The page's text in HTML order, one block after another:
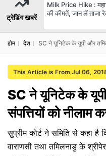
ट्रेडिंग खबरें
Milk Price Hike :
की कीमतें, जान लें ताजा
होम देश SC ने यूनिटेक के यूपी और
This Article is From Jul 06,
SC ने यूनिटेक के
संपत्तियों को नीलाम
सुप्रीम कोर्ट ने समिति से कहा
वाराणसी तथा तमिलनाडु के